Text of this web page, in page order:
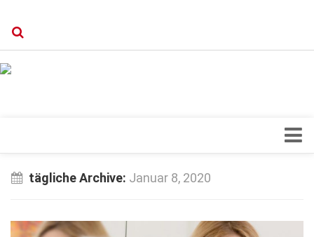
Herz & Kreislauf
tägliche Archive: Januar 8, 2020